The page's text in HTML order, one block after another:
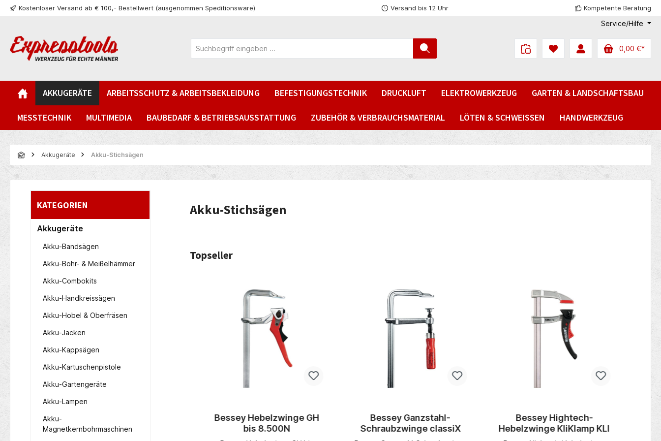
Zur Hauptnavigation springen
Kostenloser Versand ab € 100,- Bestellwert (ausgenommen Speditionsware) Versand bis 12 Uhr Kompetente Beratung
Service/Hilfe
0,00 €*
AKKUGERÄTE ARBEITSSCHUTZ & ARBEITSBEKLEIDUNG BEFESTIGUNGSTECHNIK DRUCKLUFT ELEKTROWERKZEUG GARTEN & LANDSCHAFTSBAU
MESSTECHNIK MULTIMEDIA BAUBEDARF & BETRIEBSAUSSTATTUNG ZUBEHÖR & VERBRAUCHSMATERIAL LÖTEN & SCHWEISSEN HANDWERKZEUG
Akkugeräte Akku-Stichsägen
KATEGORIEN
Akkugeräte
Akku-Bandsägen
Akku-Bohr- & Meißelhämmer
Akku-Combokits
Akku-Handkreissägen
Akku-Hobel & Oberfräsen
Akku-Jacken
Akku-Kappsägen
Akku-Kartuschenpistole
Akku-Gartengeräte
Akku-Lampen
Akku-
Magnetkernbohrmaschinen
Akku-Stichsägen
Topseller
QZ
Nur 10 auf Lager!
EZS
Bessey Hebelzwinge GH
bis 8.500N
Bessey Ganzstahl-
Schraubzwinge classiX
Bessey Hightech-
Hebelzwinge KliKlamp KLI